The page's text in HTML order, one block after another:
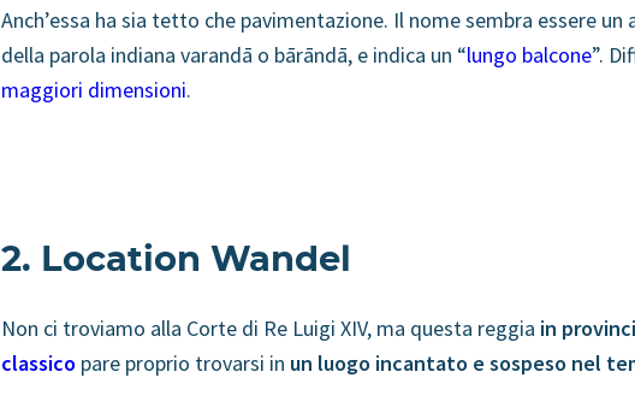
Anch’essa ha sia tetto che pavimentazione. Il nome sembra essere
della parola indiana varandā o bārāndā, e indica un “lungo balcone”.
maggiori dimensioni.
2. Location Wandel
Non ci troviamo alla Corte di Re Luigi XIV, ma questa reggia in
classico pare proprio trovarsi in un luogo incantato e sospeso nel